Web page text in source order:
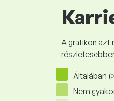
A grafikon azt
Általában
Nem